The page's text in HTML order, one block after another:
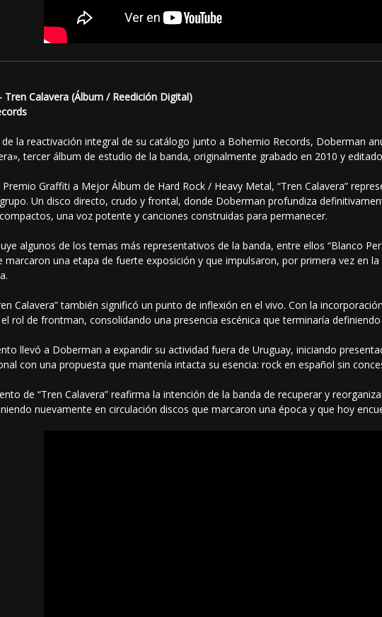
Tren Calavera (Álbum / Reedición Digital)
la reactivación integral de su catálogo junto a Bohemio Records, Doberman
tercer álbum de estudio de la banda, originalmente grabado en 2010 y
Premio Graffiti a Mejor Álbum de Hard Rock / Heavy Metal, “Tren Calavera”
Un disco directo, crudo y frontal, donde Doberman profundiza
una voz potente y canciones construidas para permanecer.
algunos de los temas más representativos de la banda, entre ellos “Blanco
marcaron una etapa de fuerte exposición y que impulsaron, por primera vez en
Calavera” también significó un punto de inflexión en el vivo. Con la
rol de frontman, consolidando una presencia escénica que terminaría
llevó a Doberman a expandir su actividad fuera de Uruguay, iniciando
con una propuesta que mantenía intacta su esencia: rock en español sin
de “Tren Calavera” reafirma la intención de la banda de recuperar y
nuevamente en circulación discos que marcaron una época y que hoy